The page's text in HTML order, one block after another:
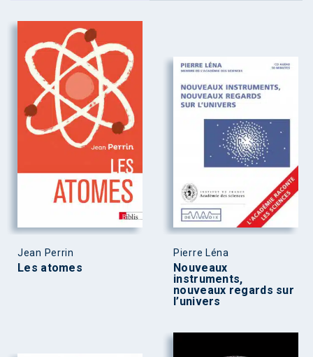
Jean Perrin
Les atomes
Pierre Léna
Nouveaux
instruments,
nouveaux regards sur
l’univers